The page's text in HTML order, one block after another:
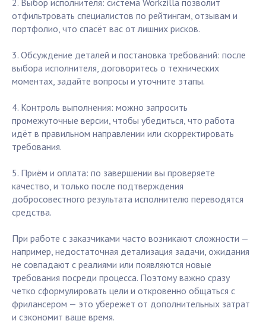
2. Выбор исполнителя: система Workzilla позволит
отфильтровать специалистов по рейтингам, отзывам и
портфолио, что спасёт вас от лишних рисков.
3. Обсуждение деталей и постановка требований: после
выбора исполнителя, договоритесь о технических
моментах, задайте вопросы и уточните этапы.
4. Контроль выполнения: можно запросить
промежуточные версии, чтобы убедиться, что работа
идёт в правильном направлении или скорректировать
требования.
5. Приём и оплата: по завершении вы проверяете
качество, и только после подтверждения
добросовестного результата исполнителю переводятся
средства.
При работе с заказчиками часто возникают сложности —
например, недостаточная детализация задачи, ожидания
не совпадают с реалиями или появляются новые
требования посреди процесса. Поэтому важно сразу
четко сформулировать цели и откровенно общаться с
фрилансером — это убережет от дополнительных затрат
и сэкономит ваше время.